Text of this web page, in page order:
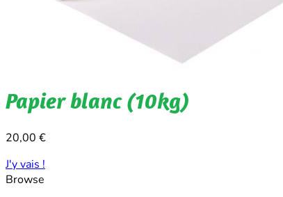
Papier blanc (10kg)
20,00 €
J'y vais !
Browse